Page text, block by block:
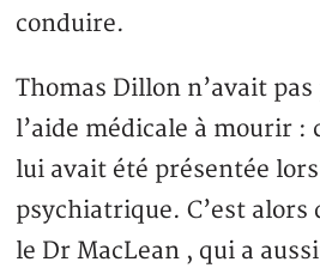
conduire.
Thomas Dillon n’avait
l’aide médicale à mourir
lui avait été présentée
psychiatrique. C’est alors
le Dr MacLean , qui a